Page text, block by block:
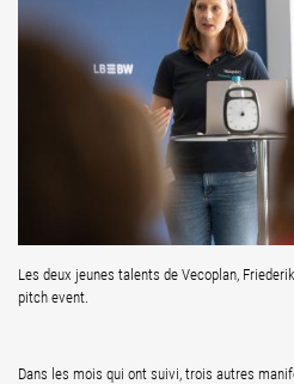
Les deux jeunes talents de Vecoplan,
pitch event.
Dans les mois qui ont suivi, trois autres